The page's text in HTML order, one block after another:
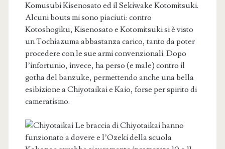
Komusubi Kisenosato ed il Sekiwake Kotomitsuki.
Alcuni bouts mi sono piaciuti: contro
Kotoshogiku, Kisenosato e Kotomitsuki si è visto
un Tochiazuma abbastanza carico, tanto da poter
procedere con le sue armi convenzionali. Dopo
l’infortunio, invece, ha perso (e male) contro il
gotha del banzuke, permettendo anche una bella
esibizione a Chiyotaikai e Kaio, forse per spirito di
cameratismo.
Le braccia di Chiyotaikai hanno
funzionato a dovere e l’Ozeki della scuola